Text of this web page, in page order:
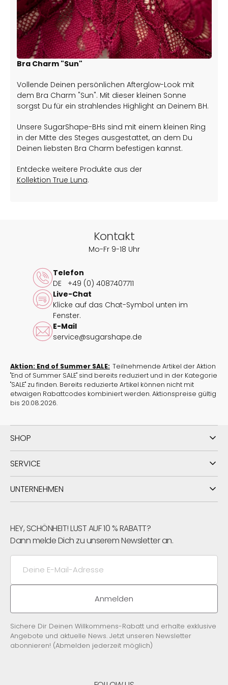
Bra Charm "Sun"
Vollende Deinen persönlichen Afterglow-Look mit
dem Bra Charm "Sun". Mit dieser kleinen Sonne
sorgst Du für ein strahlendes Highlight an Deinem BH.
Unsere SugarShape-BHs sind mit einem kleinen Ring
in der Mitte des Steges ausgestattet, an dem Du
Deinen liebsten Bra Charm befestigen kannst.
Entdecke weitere Produkte aus der
Kollektion True Luna.
Kontakt
Mo-Fr 9-18 Uhr
Telefon
DE
+49 (0) 4087407711
Live-Chat
Klicke auf das Chat-Symbol unten im
Fenster.
E-Mail
service@sugarshape.de
Aktion: End of Summer SALE: Teilnehmende Artikel der Aktion
"End of Summer SALE" sind bereits reduziert und in der Kategorie
"SALE" zu finden. Bereits reduzierte Artikel können nicht mit
etwaigen Rabattcodes kombiniert werden. Aktionspreise gültig
bis 20.08.2026.
SHOP
SERVICE
UNTERNEHMEN
HEY, SCHÖNHEIT! LUST AUF 10 % RABATT?
Dann melde Dich zu unserem Newsletter an.
Deine
Mail-
Anmelden
Sichere Dir Deinen Willkommens-Rabatt und erhalte exklusive
Angebote und aktuelle News. Jetzt unseren Newsletter
abonnieren! (Abmelden jederzeit möglich)